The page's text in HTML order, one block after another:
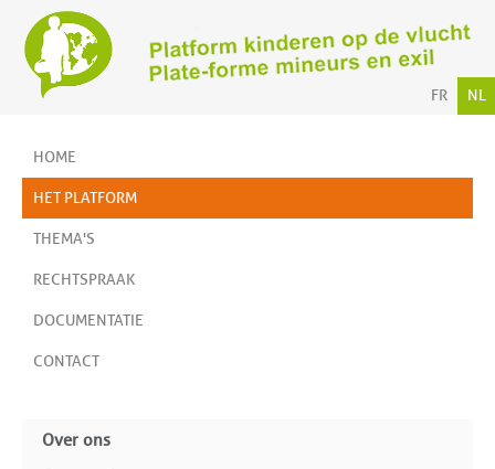
FR NL
HOME
HET PLATFORM
THEMA'S
RECHTSPRAAK
DOCUMENTATIE
CONTACT
Over ons